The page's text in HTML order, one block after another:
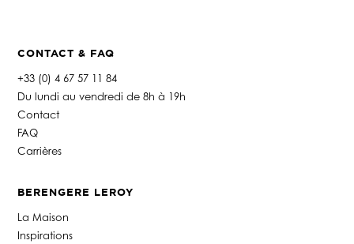
CONTACT & FAQ
+33 (0) 4 67 57 11 84
Du lundi au vendredi de 8h à 19h
Contact
FAQ
Carrières
BERENGERE LEROY
La Maison
Inspirations